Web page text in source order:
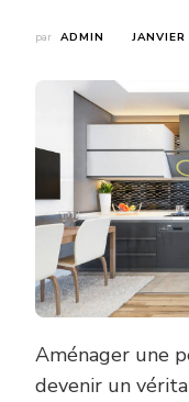
par ADMIN
Aménager une
devenir un